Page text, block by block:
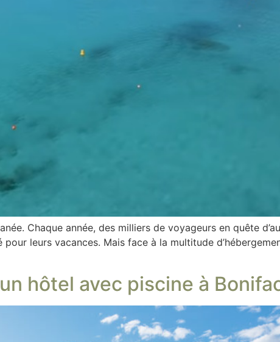
Chaque année, des milliers de voyageurs en quête
leurs vacances. Mais face à la multitude
hôtel avec piscine à